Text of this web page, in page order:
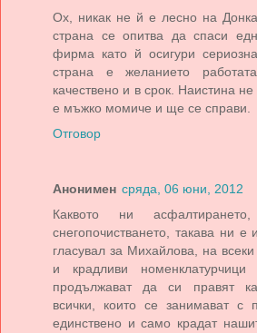
Ох, никак не й е лесно на
страна се опитва да спаси
фирма като й осигури
страна е желанието
качествено и в срок. Наистина
е мъжко момиче и ще се справи.
Отговор
Анонимен сряда, 06 юни, 2012
Каквото ни
снегопочистването, такава ни
гласувал за Михайлова, на
и крадливи
продължават да си правят
всички, които се занимават с
единствено и само крадат